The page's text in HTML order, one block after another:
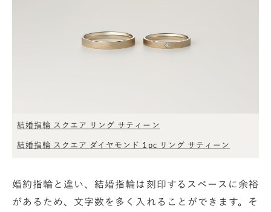
結婚指輪 スクエア リング サティーン
結婚指輪 スクエア ダイヤモンド 1pc リング サティーン
婚約指輪と違い、結婚指輪は刻印するスペースに余裕
があるため、文字数を多く入れることができます。そ